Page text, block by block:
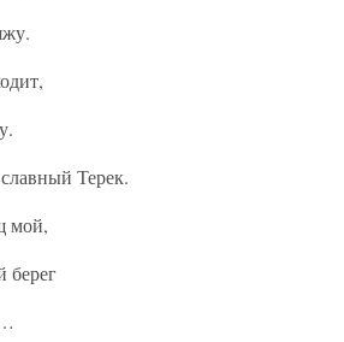
Терек.
мой,
берег